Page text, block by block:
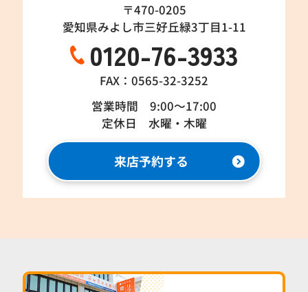
〒470-0205
愛知県みよし市三好丘緑3丁目1-11
0120-76-3933
FAX：0565-32-3252
営業時間 9:00～17:00
定休日 水曜・木曜
来店予約する